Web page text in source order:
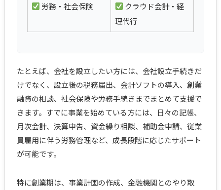
労務・社会保険
クラウド会計・経
理代行
たとえば、会社を設立したい方には、会社設立手続きだ
けでなく、設立後の税務届出、会計ソフトの導入、創業
融資の相談、社会保険や労務手続きまでまとめて支援で
きます。すでに事業を始めている方には、日々の記帳、
月次会計、決算申告、資金繰り相談、補助金申請、従業
員雇用に伴う労務管理など、成長段階に応じたサポート
が可能です。
特に創業期は、事業計画の作成、金融機関とのやり取